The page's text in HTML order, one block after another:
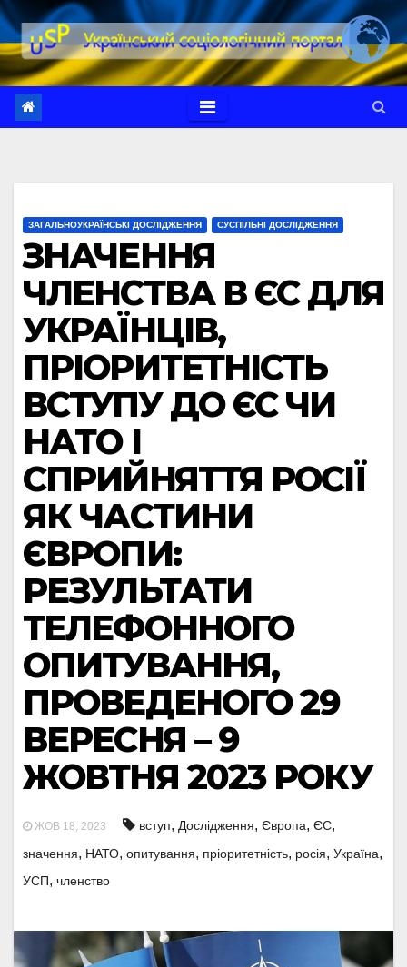
Перейти
до
вмісту
ЗАГАЛЬНОУКРАЇНСЬКІ ДОСЛІДЖЕННЯ СУСПІЛЬНІ ДОСЛІДЖЕННЯ
ЗНАЧЕННЯ
ЧЛЕНСТВА В ЄС ДЛЯ
УКРАЇНЦІВ,
ПРІОРИТЕТНІСТЬ
ВСТУПУ ДО ЄС ЧИ
НАТО І
СПРИЙНЯТТЯ РОСІЇ
ЯК ЧАСТИНИ
ЄВРОПИ:
РЕЗУЛЬТАТИ
ТЕЛЕФОННОГО
ОПИТУВАННЯ,
ПРОВЕДЕНОГО 29
ВЕРЕСНЯ – 9
ЖОВТНЯ 2023 РОКУ
ЖОВ 18, 2023 вступ, Дослідження, Європа, ЄС,
значення, НАТО, опитування, пріоритетність, росія, Україна,
УСП, членство